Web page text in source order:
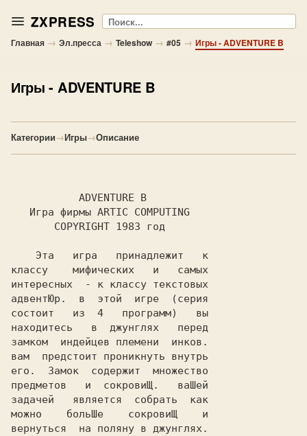
ZXPRESS Поиск
Главная → Эл.пресса → Teleshow → #05 → Игры - ADVENTURE B
Игры - ADVENTURE B
Категории→Игры→Описание
классу    мифических   и   самых
интересных  - к классу текстовых
адвентЮр.  в  этой  игре  (серия
состоит   из  4   программ)   вы
находитесь   в  джунглях   перед
замком  индейцев племени  инков.
вам  предстоит проникнуть внутрь
его.  Замок  содержит  множество
предметов   и  сокровиЩ.   ваШей
задачей   является  собрать  как
можно    больШе    сокровиЩ    и
вернуться  на поляну в джунглях.